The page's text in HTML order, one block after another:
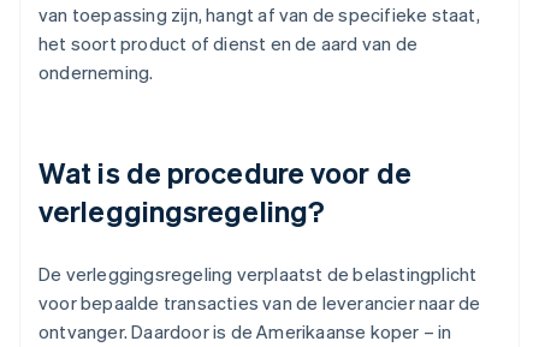
van toepassing zijn, hangt af van de specifieke staat,
het soort product of dienst en de aard van de
onderneming.
Wat is de procedure voor de
verleggingsregeling?
De verleggingsregeling verplaatst de belastingplicht
voor bepaalde transacties van de leverancier naar de
ontvanger. Daardoor is de Amerikaanse koper – in